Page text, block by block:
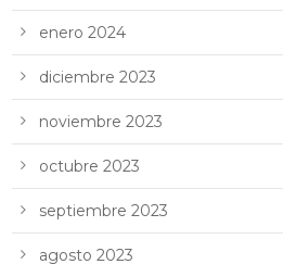
enero 2024
diciembre 2023
noviembre 2023
octubre 2023
septiembre 2023
agosto 2023